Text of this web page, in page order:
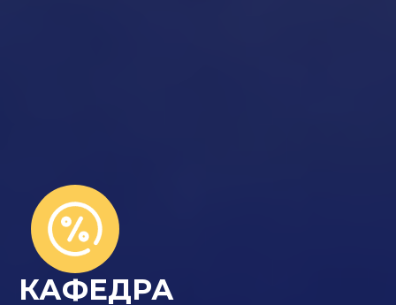
КАФЕДРА